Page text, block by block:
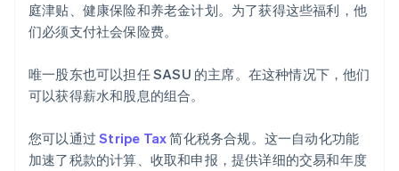
庭津贴、健康保险和养老金计划。为了获得这些福利，他
们必须支付社会保险费。
唯一股东也可以担任 SASU 的主席。在这种情况下，他们
可以获得薪水和股息的组合。
您可以通过Stripe Tax简化税务合规。这一自动化功能
加速了税款的计算、收取和申报，提供详细的交易和年度